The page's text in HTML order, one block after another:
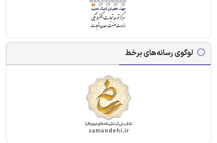
لوگوی رسانه‌های برخط